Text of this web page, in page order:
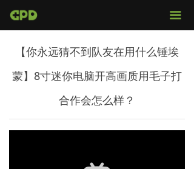
끀
官网首页
视频评测
固件下载
【你永远猜不到队友在用什么锤埃
蒙】8寸迷你电脑开高画质用毛子打
合作会怎么样？